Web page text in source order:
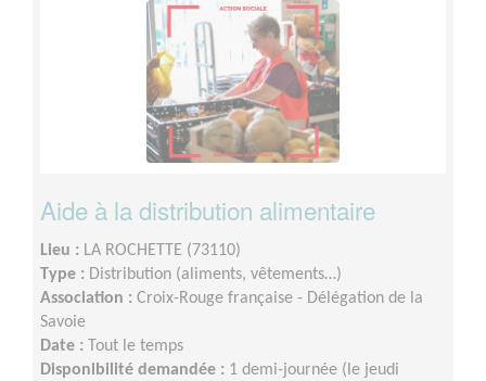
Aide à la distribution alimentaire
Lieu : LA ROCHETTE (73110)
Type : Distribution (aliments, vêtements…)
Association : Croix-Rouge française - Délégation de la
Savoie
Date : Tout le temps
Disponibilité demandée : 1 demi-journée (le jeudi